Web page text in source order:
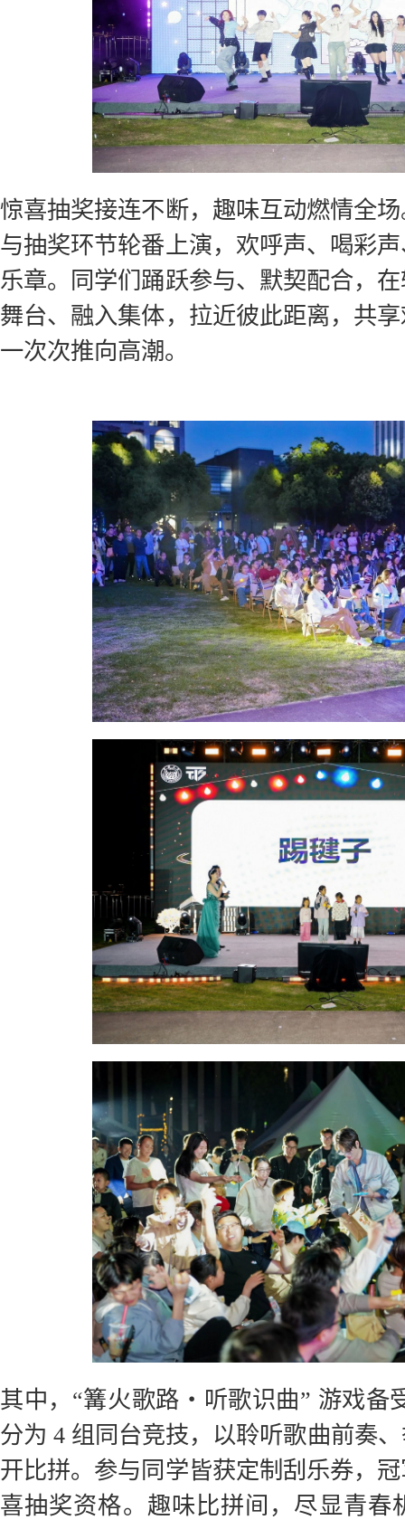
惊喜抽奖接连不断，趣味互动燃情全
与抽奖环节轮番上演，欢呼声、喝彩
乐章。同学们踊跃参与、默契配合，
舞台、融入集体，拉近彼此距离，共
一次次推向高潮。
其中，“篝火歌路・听歌识曲” 游戏备
分为 4 组同台竞技，以聆听歌曲前奏
开比拼。参与同学皆获定制刮乐券，
喜抽奖资格。趣味比拼间，尽显青春